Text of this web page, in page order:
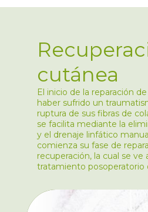
cutánea
El inicio de la reparación
haber sufrido un
ruptura de sus fibras de
se facilita mediante la
y el drenaje linfático
comienza su fase de
recuperación, la cual se ve
tratamiento posoperatorio